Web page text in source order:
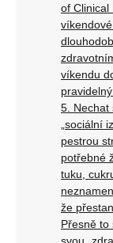
of Clinical
víkendu
5. Nechat
„sociální
pestrou
potřebné
tuku,
že
Přesně to
svou